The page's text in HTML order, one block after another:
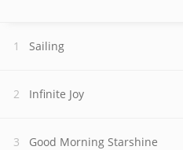
Sailing
Infinite Joy
Good Morning Starshine